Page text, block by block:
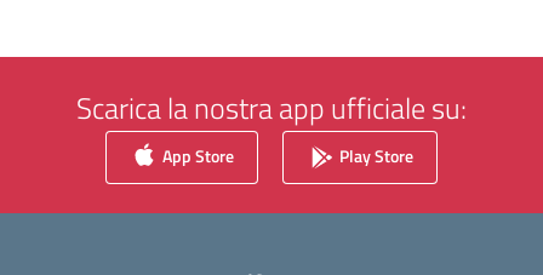
Scarica la nostra app ufficiale su:
App Store Play Store